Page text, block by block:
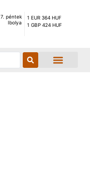
péntek
Ibolya
1 EUR 364 HUF
1 GBP 424 HUF